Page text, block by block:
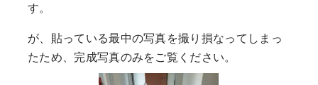
す。
が、貼っている最中の写真を撮り損なってしまっ
たため、完成写真のみをご覧ください。